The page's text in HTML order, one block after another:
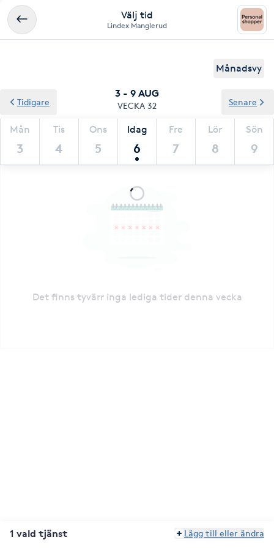
Välj tid
Lindex Manglerud
Månadsvy
3 - 9 AUG
VECKA 32
Mån
3
Tis
4
Ons
5
Idag
6
Fre
7
Lör
8
Sön
9
Tidigare Senare
Det finns tyvärr inga lediga tider denna vecka
1 vald tjänst Lägg till eller ändra